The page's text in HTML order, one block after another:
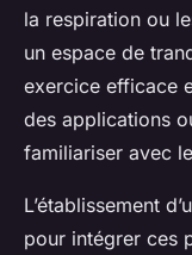
la respiration ou
un espace de
exercice efficace
des applications
familiariser avec
L’établissement
pour intégrer ces